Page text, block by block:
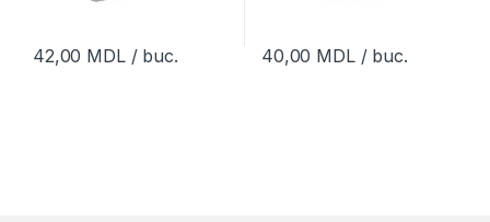
42,00 MDL/ buc. 40,00 MDL/ buc.